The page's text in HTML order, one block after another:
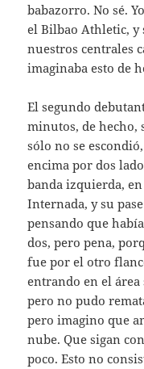
babazorro. No sé.
el Bilbao Athletic, y
nuestros centrales
imaginaba esto de
El segundo
minutos, de hecho,
sólo no se
encima por dos
banda izquierda,
Internada, y su
pensando que
dos, pero pena,
fue por el otro
entrando en el área
pero no pudo
pero imagino que
nube. Que sigan
poco. Esto no